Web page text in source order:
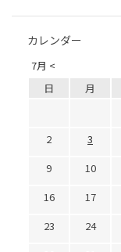
カレンダー
7月 <
日 月
2
3
9
10
16
17
23
24